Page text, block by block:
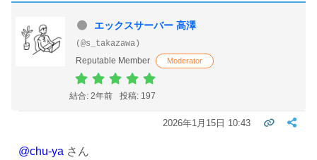
エックスサーバー 高澤
(@s_takazawa)
Reputable Member
Moderator
結合: 2年前 投稿: 197
2026年1月15日 10:43
@chu-ya さん